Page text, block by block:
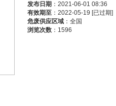
发布日期 ：2021-06-01 08:36
有效期至 ：2022-05-19 [已过期]
危废供应区域 ：全国
浏览次数 ： 1596